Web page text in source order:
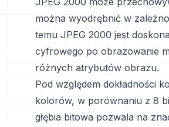
można wyodrębnić w
temu JPEG 2000 jest
cyfrowego po obrazowanie
różnych atrybutów obrazu.
Pod względem dokładności
kolorów, w porównaniu z 8
głębia bitowa pozwala na